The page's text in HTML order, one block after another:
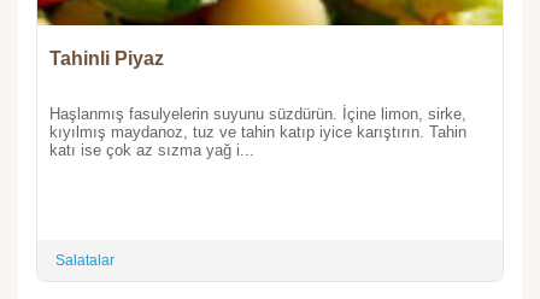
Tahinli Piyaz
Haşlanmış fasulyelerin suyunu süzdürün. İçine limon, sirke,
kıyılmış maydanoz, tuz ve tahin katıp iyice karıştırın. Tahin
katı ise çok az sızma yağ i...
Salatalar